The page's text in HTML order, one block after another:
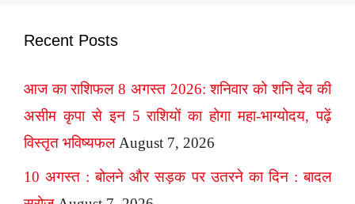
Recent Posts
आज का राशिफल 8 अगस्त 2026: शनिवार को शनि देव की
असीम कृपा से इन 5 राशियों का होगा महा-भाग्योदय, पढ़ें
विस्तृत भविष्यफल August 7, 2026
10 अगस्त : बोलने और सड़क पर उतरने का दिन : बादल